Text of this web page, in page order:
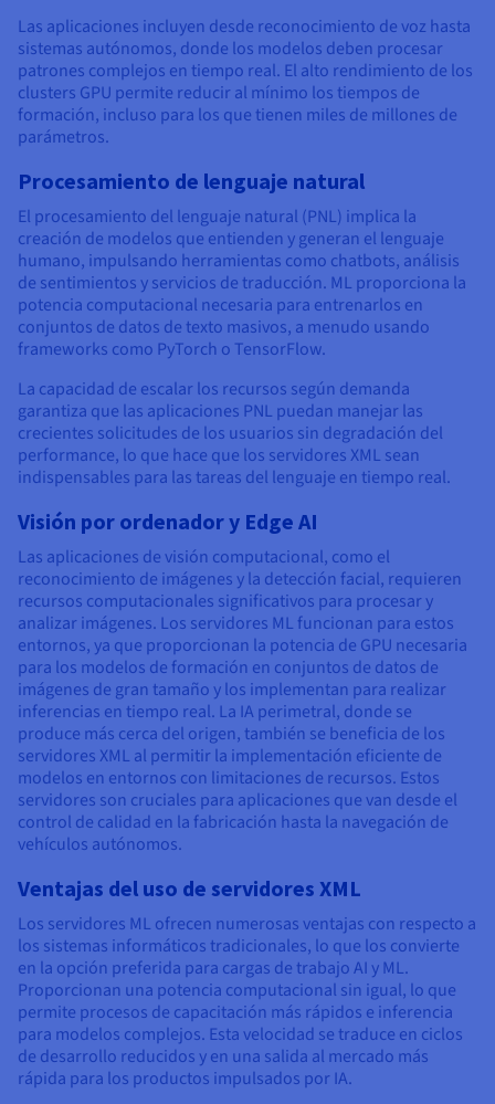
Las aplicaciones incluyen desde reconocimiento de voz hasta
sistemas autónomos, donde los modelos deben procesar
patrones complejos en tiempo real. El alto rendimiento de los
clusters GPU permite reducir al mínimo los tiempos de
formación, incluso para los que tienen miles de millones de
parámetros.
Procesamiento de lenguaje natural
El procesamiento del lenguaje natural (PNL) implica la
creación de modelos que entienden y generan el lenguaje
humano, impulsando herramientas como chatbots, análisis
de sentimientos y servicios de traducción. ML proporciona la
potencia computacional necesaria para entrenarlos en
conjuntos de datos de texto masivos, a menudo usando
frameworks como PyTorch o TensorFlow.
La capacidad de escalar los recursos según demanda
garantiza que las aplicaciones PNL puedan manejar las
crecientes solicitudes de los usuarios sin degradación del
performance, lo que hace que los servidores XML sean
indispensables para las tareas del lenguaje en tiempo real.
Visión por ordenador y Edge AI
Las aplicaciones de visión computacional, como el
reconocimiento de imágenes y la detección facial, requieren
recursos computacionales significativos para procesar y
analizar imágenes. Los servidores ML funcionan para estos
entornos, ya que proporcionan la potencia de GPU necesaria
para los modelos de formación en conjuntos de datos de
imágenes de gran tamaño y los implementan para realizar
inferencias en tiempo real. La IA perimetral, donde se
produce más cerca del origen, también se beneficia de los
servidores XML al permitir la implementación eficiente de
modelos en entornos con limitaciones de recursos. Estos
servidores son cruciales para aplicaciones que van desde el
control de calidad en la fabricación hasta la navegación de
vehículos autónomos.
Ventajas del uso de servidores XML
Los servidores ML ofrecen numerosas ventajas con respecto a
los sistemas informáticos tradicionales, lo que los convierte
en la opción preferida para cargas de trabajo AI y ML.
Proporcionan una potencia computacional sin igual, lo que
permite procesos de capacitación más rápidos e inferencia
para modelos complejos. Esta velocidad se traduce en ciclos
de desarrollo reducidos y en una salida al mercado más
rápida para los productos impulsados por IA.